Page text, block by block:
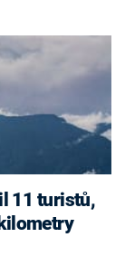
11 turistů,